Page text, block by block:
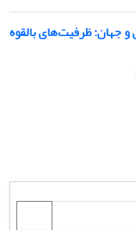
و جهان: ظرفیت‌های بالقوه